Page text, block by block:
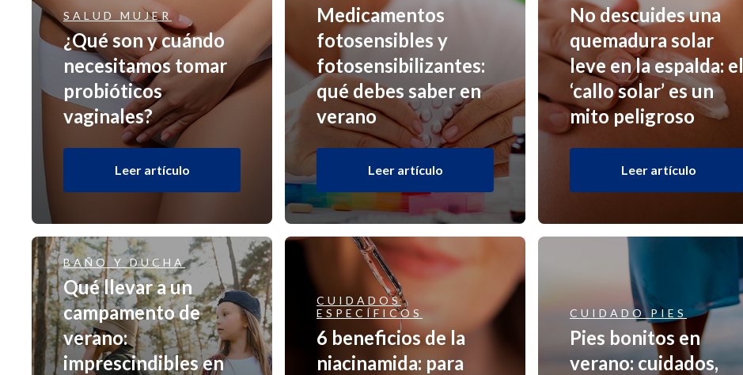
SALUD MUJER
¿Qué son y cuándo
necesitamos tomar
probióticos
vaginales?
Leer artículo
Medicamentos
fotosensibles y
fotosensibilizantes:
qué debes saber en
verano
Leer artículo
No descuides una
quemadura solar
leve en la espalda: el
‘callo solar’ es un
mito peligroso
Leer artículo
BAÑO Y DUCHA
Qué llevar a un
campamento de
verano:
imprescindibles en
CUIDADOS
ESPECÍFICOS
6 beneficios de la
niacinamida: para
CUIDADO PIES
Pies bonitos en
verano: cuidados,